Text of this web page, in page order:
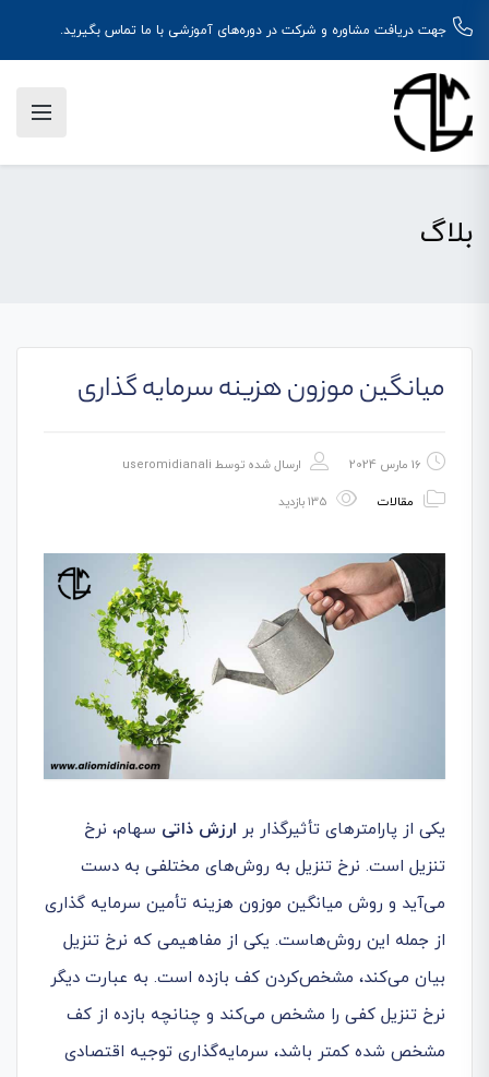
جهت دریافت مشاوره و شرکت در دوره‌های آموزشی با ما تماس بگیرید.
بلاگ
میانگین موزون هزینه سرمایه گذاری
16 مارس 2024 ارسال شده توسط useromidianali
مقالات
یکی از پارامترهای تأثیرگذار بر ارزش ذاتی سهام، نرخ
تنزیل است. نرخ تنزیل به روش‌های مختلفی به دست
می‌آید و روش میانگین موزون هزینه تأمین سرمایه گذاری
از جمله این روش‌هاست. یکی از مفاهیمی که نرخ تنزیل
بیان می‌کند، مشخص‌کردن کف بازده است. به عبارت دیگر
نرخ تنزیل کفی را مشخص می‌کند و چنانچه بازده از کف
مشخص شده کمتر باشد، سرمایه‌گذاری توجیه اقتصادی